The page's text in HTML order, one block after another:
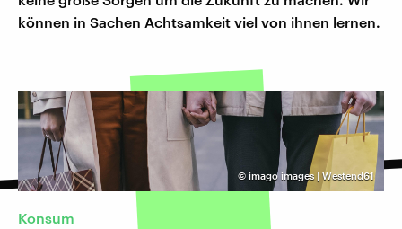
können in Sachen Achtsamkeit viel von ihnen lernen.
© imago images | Westend61
Konsum